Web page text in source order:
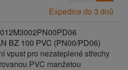
Expedice do 3 dnů
BZ 100 PVC (PN00/PD06)
vpust pro nezateplené střechy
PVC manžetou